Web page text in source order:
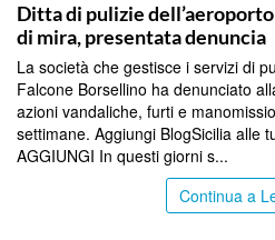
Ditta di pulizie
di mira, presentata denuncia
La società che gestisce i servizi di
Falcone Borsellino ha denunciato
azioni vandaliche, furti e
settimane. Aggiungi BlogSicilia alle
AGGIUNGI In questi giorni s...
Continua a